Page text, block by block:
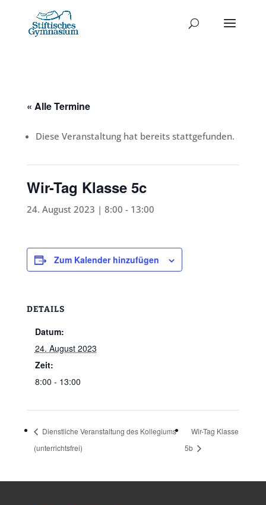
« Alle Termine
Diese Veranstaltung hat bereits stattgefunden.
Wir-Tag Klasse 5c
24. August 2023 | 8:00 - 13:00
Zum Kalender hinzufügen
DETAILS
Datum:
24. August 2023
Zeit:
8:00 - 13:00
Dienstliche Veranstaltung des Kollegiums
(unterrichtsfrei)
Wir-Tag Klasse
5b